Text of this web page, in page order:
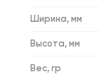
Ширина, мм
Высота, мм
Вес, гр